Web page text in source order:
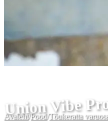
Union Vibe
Avaleht/Pood/Tõukeratta